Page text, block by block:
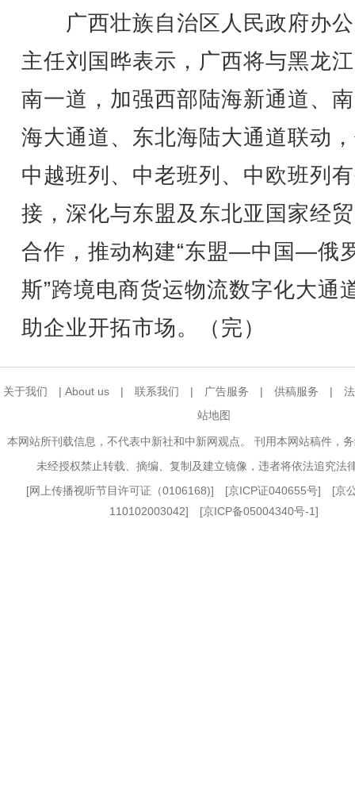
广西壮族自治区人民政府办
主任刘国晔表示，广西将与黑龙
南一道，加强西部陆海新通道、
海大通道、东北海陆大通道联动
中越班列、中老班列、中欧班列
接，深化与东盟及东北亚国家经
合作，推动构建“东盟—中国—俄
斯”跨境电商货运物流数字化大通
助企业开拓市场。（完）
关于我们 | About us | 联系我们 | 广告服务 | 供稿服务 |
站地图
本网站所刊载信息，不代表中新社和中新网观点。 刊用本网站稿件，
未经授权禁止转载、摘编、复制及建立镜像，违者将依法追究法
[网上传播视听节目许可证（0106168)] [京ICP证040655号] [京
110102003042] [京ICP备05004340号-1]